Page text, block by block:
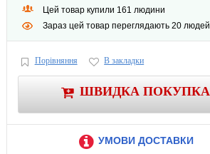
Цей товар купили 161 людини
Зараз цей товар переглядають 20 людей
Порівняння В закладки
ШВИДКА ПОКУПКА
УМОВИ ДОСТАВКИ